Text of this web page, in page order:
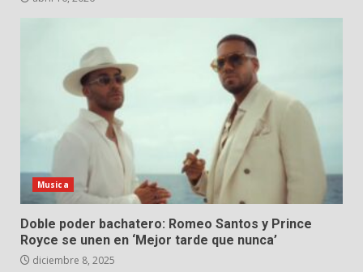
Musica
Doble poder bachatero: Romeo Santos y Prince
Royce se unen en ‘Mejor tarde que nunca’
diciembre 8, 2025